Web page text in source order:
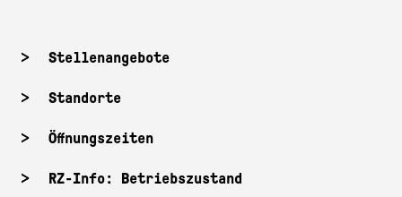
Stellenangebote
Standorte
Öffnungszeiten
RZ-Info: Betriebszustand